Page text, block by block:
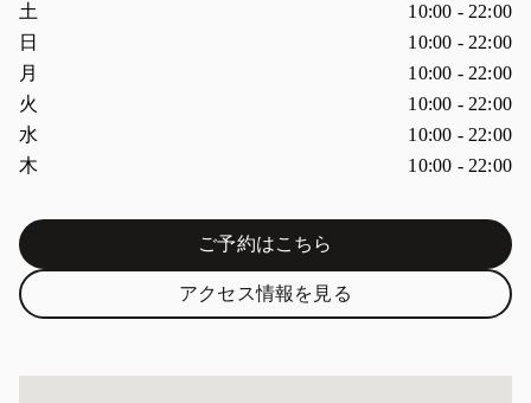
土
10:00 - 22:00
日
10:00 - 22:00
月
10:00 - 22:00
火
10:00 - 22:00
水
10:00 - 22:00
木
10:00 - 22:00
ご予約はこちらLink Opens in New Tab
アクセス情報を見るLink Opens in New Tab